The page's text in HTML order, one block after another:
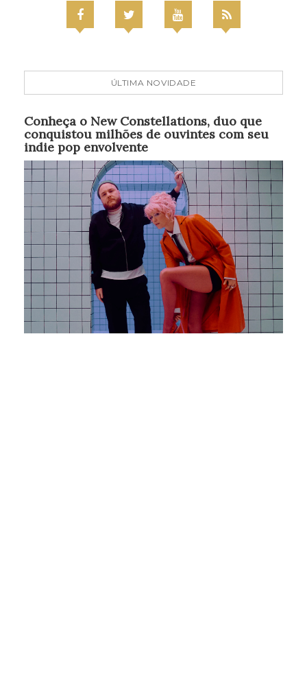
ÚLTIMA NOVIDADE
Conheça o New Constellations, duo que
conquistou milhões de ouvintes com seu
indie pop envolvente